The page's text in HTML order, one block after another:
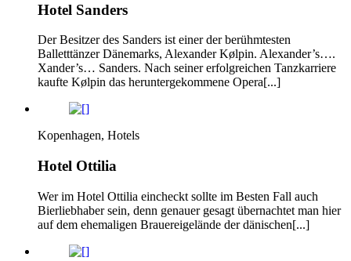
Hotel Sanders
Der Besitzer des Sanders ist einer der berühmtesten
Balletttänzer Dänemarks, Alexander Kølpin. Alexander’s….
Xander’s… Sanders. Nach seiner erfolgreichen Tanzkarriere
kaufte Kølpin das heruntergekommene Opera[...]
Kopenhagen, Hotels
Hotel Ottilia
Wer im Hotel Ottilia eincheckt sollte im Besten Fall auch
Bierliebhaber sein, denn genauer gesagt übernachtet man hier
auf dem ehemaligen Brauereigelände der dänischen[...]